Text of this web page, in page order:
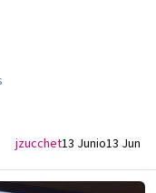
jzucchet13 Junio13 Jun
de Canales | 2025